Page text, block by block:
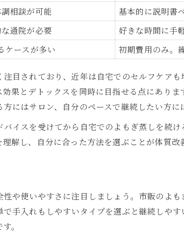
セルフケアに役立つ体質改善よもぎ蒸しの実
体質改善よもぎ蒸しで得たリアルな感想集
自宅セルフケアが変わる体質改善よもぎ蒸し
体質改善よもぎ蒸し体験者の声で分かる成果
もぎ蒸し愛好者が語る実感できる変化とは
体質改善よもぎ蒸しで感じた変化の一覧
愛好者が語る体質改善よもぎ蒸しの魅力
自宅で体質改善よもぎ蒸しを続けた効果
体質改善よもぎ蒸しの実感を深めるには
しい女性に最適な自宅よもぎ蒸し活用法
忙しい女性向け体質改善よもぎ蒸し活用法一
タイパ重視で選ぶ体質改善よもぎ蒸し
家事の合間にできる体質改善よもぎ蒸し
相談が可能
基本的に説明書
通院が必要
好きな時間に手
ケースが多い 初期費用のみ。
目されており、近年は自宅でのセルフケア
果とデトックスを同時に目指せる点にあり
にはサロン、自分のペースで継続したい方に
イスを受けてから自宅でのよもぎ蒸しを続
解し、自分に合った方法を選ぶことが体質改
や使いやすさに注目しましょう。市販のよ
手入れもしやすいタイプを選ぶと継続しやす
。
お問い合わせはこちら
お問い合わせはこちら